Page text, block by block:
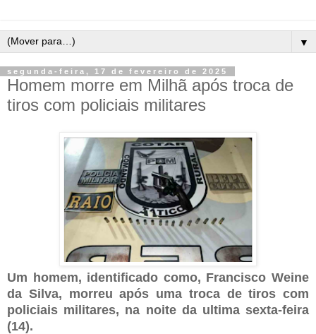
▼
segunda-feira, 17 de fevereiro de 2025
Homem morre em Milhã após troca de
tiros com policiais militares
Um homem, identificado como, Francisco Weine
da Silva, morreu após uma troca de tiros com
policiais militares, na noite da ultima sexta-feira
(14).